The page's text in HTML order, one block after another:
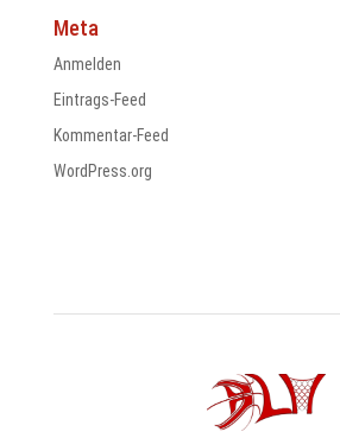
Meta
Anmelden
Eintrags-Feed
Kommentar-Feed
WordPress.org